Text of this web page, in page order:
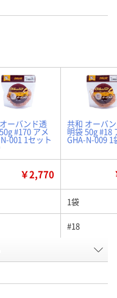
ーバンド透
#170 アメ
001 1セット
共和 オーバ
明袋 50g #18
GHA-N-009 1
￥2,770
1袋
#18
HK30702